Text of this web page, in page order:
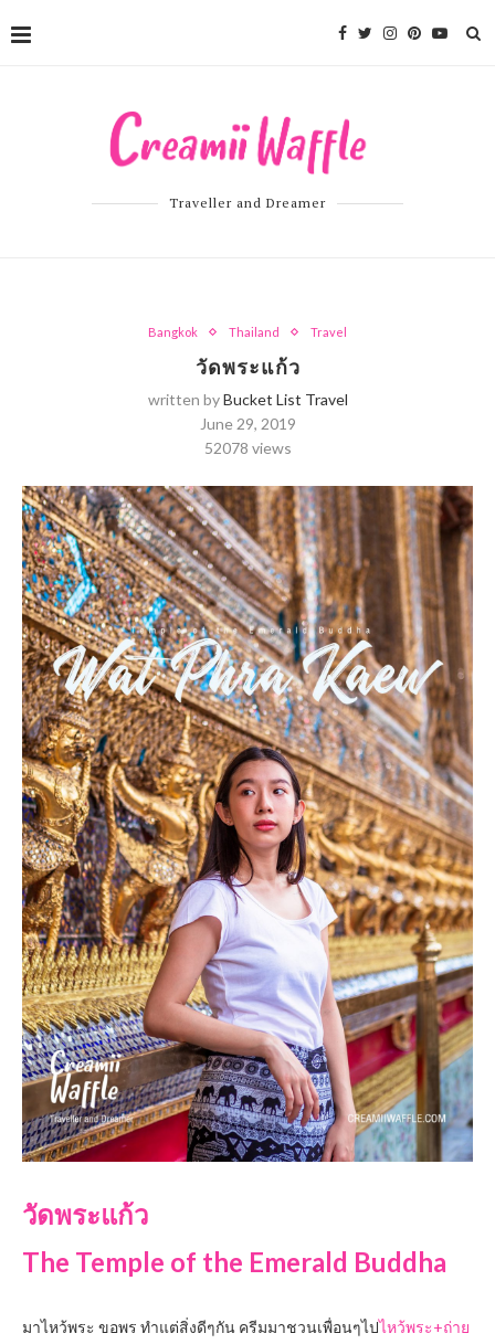
Traveller and Dreamer
Bangkok Thailand Travel
วัดพระแก้ว
written byBucket List Travel
June 29, 2019
52078 views
วัดพระแก้ว
The Temple of the Emerald Buddha
มาไหว้พระ ขอพร ทำแต่สิ่งดีๆกัน ครีมมาชวนเพื่อนๆไปไหว้พระ+ถ่าย